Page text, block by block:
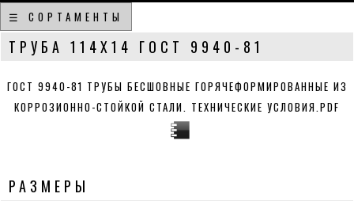
☰ СОРТАМЕНТЫ
ТРУБА 114Х14 ГОСТ 9940-81
ГОСТ 9940-81 ТРУБЫ БЕСШОВНЫЕ ГОРЯЧЕФОРМИРОВАННЫЕ ИЗ
КОРРОЗИОННО-СТОЙКОЙ СТАЛИ. ТЕХНИЧЕСКИЕ УСЛОВИЯ.PDF
РАЗМЕРЫ